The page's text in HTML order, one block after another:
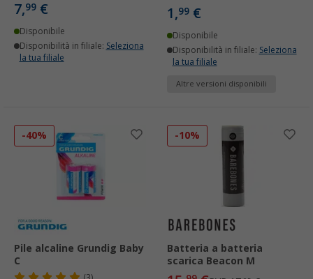
7,99 €
Disponibile
Disponibilità in filiale: Seleziona
la tua filiale
1,99 €
Disponibile
Disponibilità in filiale: Seleziona
la tua filiale
Altre versioni disponibili
-40%
Pile alcaline Grundig Baby
C
-10%
Batteria a batteria
scarica Beacon M